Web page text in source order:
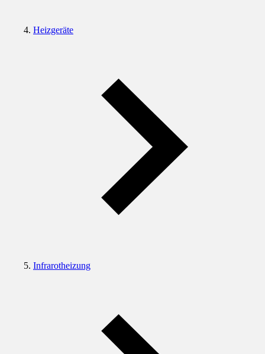
Heizgeräte
Infrarotheizung